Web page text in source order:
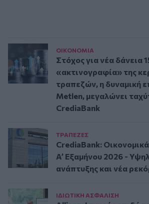
ΟΙΚΟΝΟΜΙΑ
Στόχος για νέα δάνεια
«ακτινογραφία» της
τραπεζών, η δυναμική
Metlen, μεγαλώνει
CrediaBank
ΤΡAΠΕΖΕΣ
CrediaBank:
A’ Εξαμήνου 2026 -
ανάπτυξης και νέα
ΙΔΙΩΤΙΚΗ ΑΣΦAΛΙΣΗ